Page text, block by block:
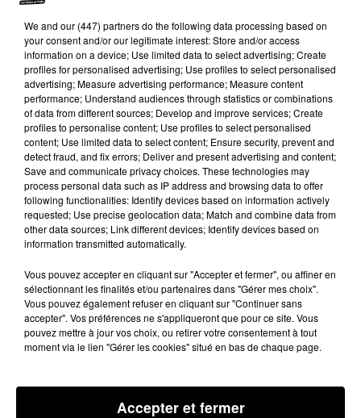
Lecture (1 min 15 sec)
100%
100% Radio l'agenda du Comminges
1er décembre 2023 - 1 min 15 sec
L'AGENDA DU COMMINGES DU 01/12/2023 À
10H41
L'AGENDA DU COMMINGES
We and our (447) partnersdo the following data processing based on
your consent and/or our legitimate interest: Store and/or access
information on a device; Use limited data to select advertising; Create
profiles for personalised advertising; Use profiles to select personalised
advertising; Measure advertising performance; Measure content
performance; Understand audiences through statistics or combinations
of data from different sources; Develop and improve services; Create
profiles to personalise content; Use profiles to select personalised
content; Use limited data to select content; Ensure security, prevent and
detect fraud, and fix errors; Deliver and present advertising and content;
Save and communicate privacy choices. These technologies may
process personal data such as IP address and browsing data to offer
following functionalities: Identify devices based on information actively
requested; Use precise geolocation data; Match and combine data from
other data sources; Link different devices; Identify devices based on
information transmitted automatically.
Vous pouvez accepter en cliquant sur "Accepter et fermer", ou affiner en
sélectionnant les finalités et/ou partenaires dans "Gérer mes choix".
Vous pouvez également refuser en cliquant sur "Continuer sans
accepter". Vos préférences ne s'appliqueront que pour ce site. Vous
pouvez mettre à jour vos choix, ou retirer votre consentement à tout
moment via le lien "Gérer les cookies" situé en bas de chaque page.
Accepter et fermer